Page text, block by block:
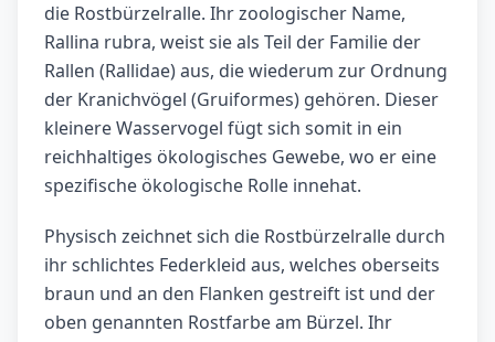
die Rostbürzelralle. Ihr zoologischer Name,
Rallina rubra, weist sie als Teil der Familie der
Rallen (Rallidae) aus, die wiederum zur Ordnung
der Kranichvögel (Gruiformes) gehören. Dieser
kleinere Wasservogel fügt sich somit in ein
reichhaltiges ökologisches Gewebe, wo er eine
spezifische ökologische Rolle innehat.
Physisch zeichnet sich die Rostbürzelralle durch
ihr schlichtes Federkleid aus, welches oberseits
braun und an den Flanken gestreift ist und der
oben genannten Rostfarbe am Bürzel. Ihr